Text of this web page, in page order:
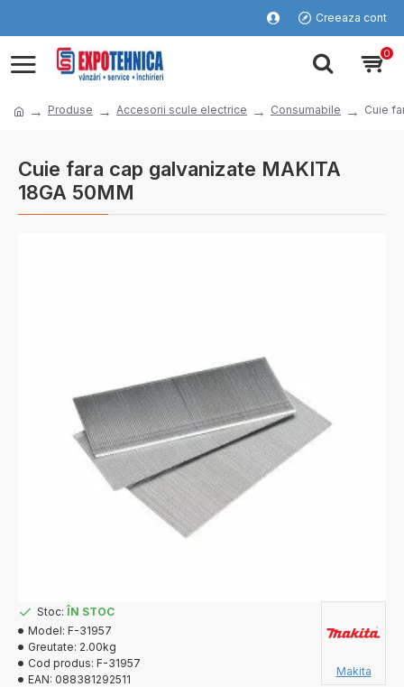
Creeaza cont
0
Produse Accesorii scule electrice Consumabile Cuie
Cuie fara cap galvanizate MAKITA
18GA 50MM
Stoc: ÎN STOC
Model: F-31957
Greutate: 2.00kg
Cod produs: F-31957
EAN: 088381292511
Makita